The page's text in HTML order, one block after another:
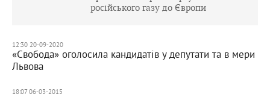
російського газу до Європи
12:30 20-09-2020
«Свобода» оголосила кандидатів у депутати та в мери
Львова
18:07 06-03-2015